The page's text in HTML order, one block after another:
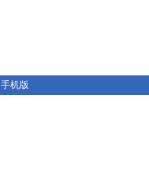
手机版